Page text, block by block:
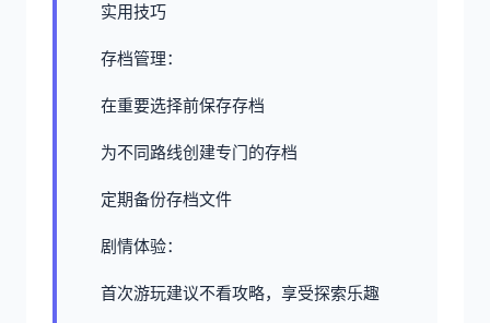
实用技巧
存档管理：
在重要选择前保存存档
为不同路线创建专门的存档
定期备份存档文件
剧情体验：
首次游玩建议不看攻略，享受探索乐趣